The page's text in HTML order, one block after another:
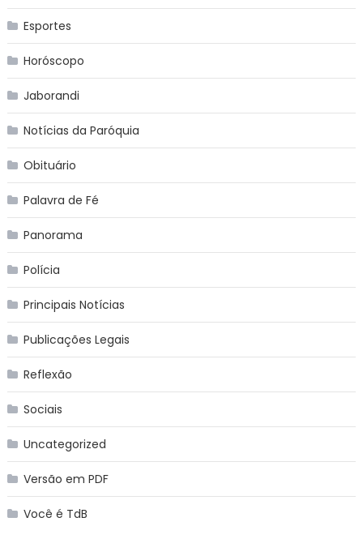
Esportes
Horóscopo
Jaborandi
Notícias da Paróquia
Obituário
Palavra de Fé
Panorama
Polícia
Principais Notícias
Publicações Legais
Reflexão
Sociais
Uncategorized
Versão em PDF
Você é TdB